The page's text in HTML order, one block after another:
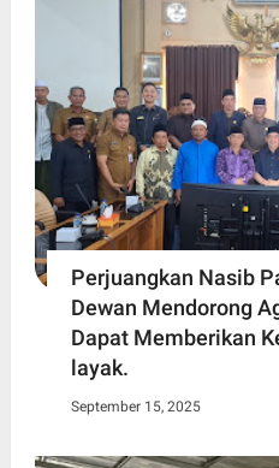
Perjuangkan Nasib
Dewan Mendorong
Dapat Memberikan
layak.
September 15, 2025